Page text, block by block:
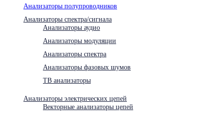
Анализаторы полупроводников
Анализаторы спектра/сигнала
Анализаторы аудио
Анализаторы модуляции
Анализаторы спектра
Анализаторы фазовых шумов
ТВ анализаторы
Анализаторы электрических цепей
Векторные анализаторы цепей